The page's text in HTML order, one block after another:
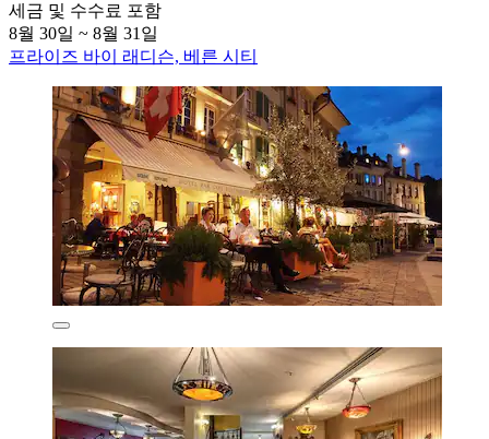
세금 및 수수료 포함
8월 30일 ~ 8월 31일
프라이즈 바이 래디슨, 베른 시티